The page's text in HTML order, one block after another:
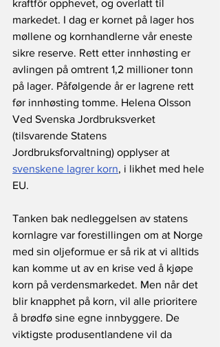
kraftfôr opphevet, og overlatt til
markedet. I dag er kornet på lager hos
møllene og kornhandlerne vår eneste
sikre reserve. Rett etter innhøsting er
avlingen på omtrent 1,2 millioner tonn
på lager. Påfølgende år er lagrene rett
før innhøsting tomme. Helena Olsson
Ved Svenska Jordbruksverket
(tilsvarende Statens
Jordbruksforvaltning) opplyser at
svenskene lagrer korn, i likhet med hele
EU.
Tanken bak nedleggelsen av statens
kornlagre var forestillingen om at Norge
med sin oljeformue er så rik at vi alltids
kan komme ut av en krise ved å kjøpe
korn på verdensmarkedet. Men når det
blir knapphet på korn, vil alle prioritere
å brødfø sine egne innbyggere. De
viktigste produsentlandene vil da